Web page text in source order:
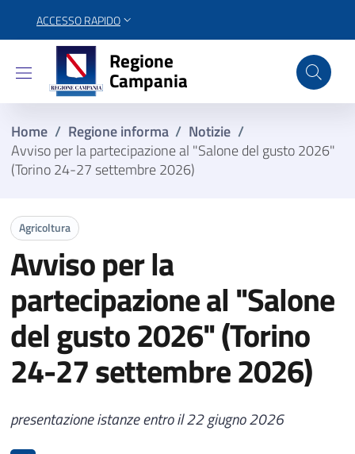
ACCESSO RAPIDO
Regione Campania
Regione
Campania
Home / Regione informa / Notizie /
Avviso per la partecipazione al "Salone del gusto 2026"
(Torino 24-27 settembre 2026)
Agricoltura
Avviso per la
partecipazione al "Salone
del gusto 2026" (Torino
24-27 settembre 2026)
presentazione istanze entro il 22 giugno 2026